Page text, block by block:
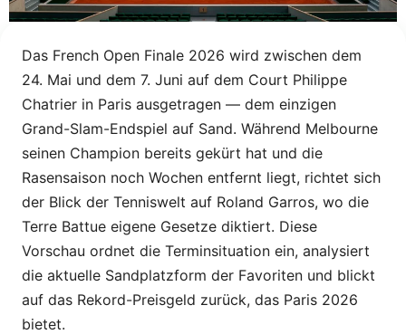
Das French Open Finale 2026 wird zwischen dem
24. Mai und dem 7. Juni auf dem Court Philippe
Chatrier in Paris ausgetragen — dem einzigen
Grand-Slam-Endspiel auf Sand. Während Melbourne
seinen Champion bereits gekürt hat und die
Rasensaison noch Wochen entfernt liegt, richtet sich
der Blick der Tenniswelt auf Roland Garros, wo die
Terre Battue eigene Gesetze diktiert. Diese
Vorschau ordnet die Terminsituation ein, analysiert
die aktuelle Sandplatzform der Favoriten und blickt
auf das Rekord-Preisgeld zurück, das Paris 2026
bietet.